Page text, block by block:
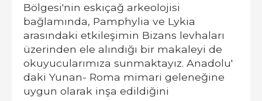
Bölgesi'nin eskiçağ arkeolojisi
bağlamında, Pamphylia ve Lykia
arasındaki etkileşimin Bizans levhaları
üzerinden ele alındığı bir makaleyi de
okuyucularımıza sunmaktayız. Anadolu'
daki Yunan- Roma mimari geleneğine
uygun olarak inşa edildiğini